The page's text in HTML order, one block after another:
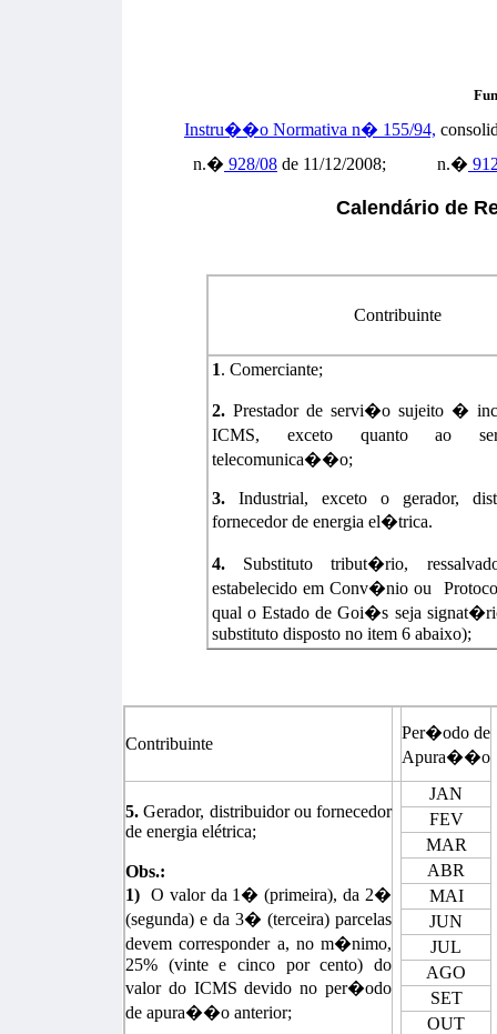
Instru��o Normativa n� 155/94,
n.� 928/08 de 11/12/2008; n.�
Calendário de
Contribuinte
1. Comerciante;
2. Prestador de servi�o sujeito �
ICMS, exceto quanto ao
telecomunica��o;
3. Industrial, exceto o gerador,
fornecedor de energia el�trica.
4. Substituto tribut�rio,
estabelecido em Conv�nio ou
qual o Estado de Goi�s seja
substituto disposto no item 6 abaixo);
Contribuinte
Per�odo de
Apura��o
5. Gerador, distribuidor ou fornecedor
de energia elétrica;
Obs.:
1) O valor da 1� (primeira), da 2�
(segunda) e da 3� (terceira) parcelas
devem corresponder a, no m�nimo,
25% (vinte e cinco por cento) do
valor do ICMS devido no per�odo
de apura��o anterior;
JAN
FEV
MAR
ABR
MAI
JUN
JUL
AGO
SET
OUT